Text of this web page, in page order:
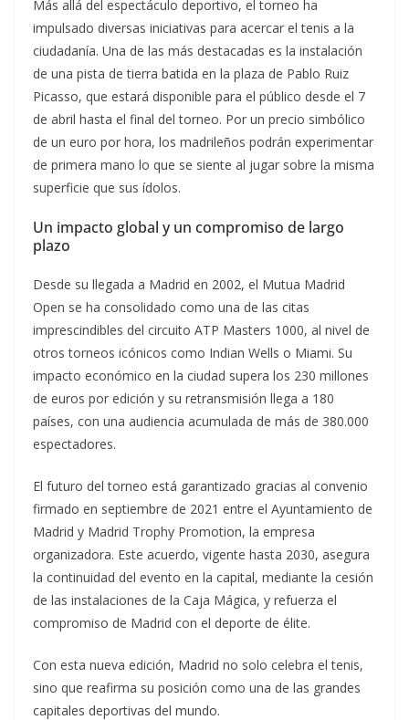
Más allá del espectáculo deportivo, el torneo ha
impulsado diversas iniciativas para acercar el tenis a la
ciudadanía. Una de las más destacadas es la instalación
de una pista de tierra batida en la plaza de Pablo Ruiz
Picasso, que estará disponible para el público desde el 7
de abril hasta el final del torneo. Por un precio simbólico
de un euro por hora, los madrileños podrán experimentar
de primera mano lo que se siente al jugar sobre la misma
superficie que sus ídolos.
Un impacto global y un compromiso de largo
plazo
Desde su llegada a Madrid en 2002, el Mutua Madrid
Open se ha consolidado como una de las citas
imprescindibles del circuito ATP Masters 1000, al nivel de
otros torneos icónicos como Indian Wells o Miami. Su
impacto económico en la ciudad supera los 230 millones
de euros por edición y su retransmisión llega a 180
países, con una audiencia acumulada de más de 380.000
espectadores.
El futuro del torneo está garantizado gracias al convenio
firmado en septiembre de 2021 entre el Ayuntamiento de
Madrid y Madrid Trophy Promotion, la empresa
organizadora. Este acuerdo, vigente hasta 2030, asegura
la continuidad del evento en la capital, mediante la cesión
de las instalaciones de la Caja Mágica, y refuerza el
compromiso de Madrid con el deporte de élite.
Con esta nueva edición, Madrid no solo celebra el tenis,
sino que reafirma su posición como una de las grandes
capitales deportivas del mundo.